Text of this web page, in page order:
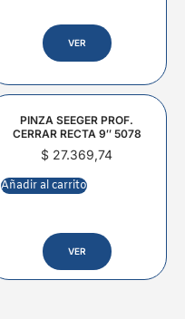
VER
PINZA SEEGER PROF.
CERRAR RECTA 9″ 5078
$ 27.369,74
Añadir al carrito
VER